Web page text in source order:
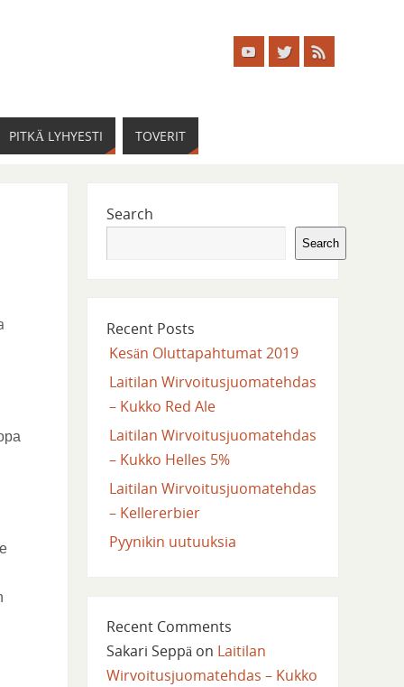
PITKÄ LYHYESTI TOVERIT
Search
Search
Recent Posts
Kesän Oluttapahtumat 2019
Laitilan Wirvoitusjuomatehdas
– Kukko Red Ale
Laitilan Wirvoitusjuomatehdas
– Kukko Helles 5%
Laitilan Wirvoitusjuomatehdas
– Kellererbier
Pyynikin uutuuksia
Recent Comments
Sakari Seppäon Laitilan
Wirvoitusjuomatehdas – Kukko